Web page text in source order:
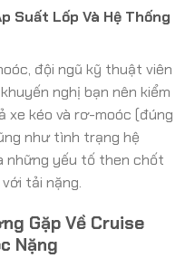
Suất Lốp Và Hệ Thống
đội ngũ kỹ thuật viên
nghị bạn nên kiểm
xe kéo và rơ-moóc (đúng
như tình trạng hệ
những yếu tố then chốt
tải nặng.
Gặp Về Cruise
Nặng